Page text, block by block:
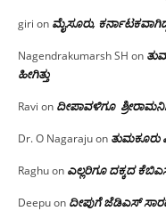
giri on ಮೈಸೂರು,
Nagendrakumarsh SH on
ಹೀಗಿತ್ತು
Ravi on ದೀಪಾವಳಿಗೂ
Dr. O Nagarajuon ತುಮಕೂರು
Raghuon ಎಲ್ಲರಿಗೂ ದಕ್ಕದ
Deepuon ದೀಪುಗೆ ಜೆಡಿಎಸ್